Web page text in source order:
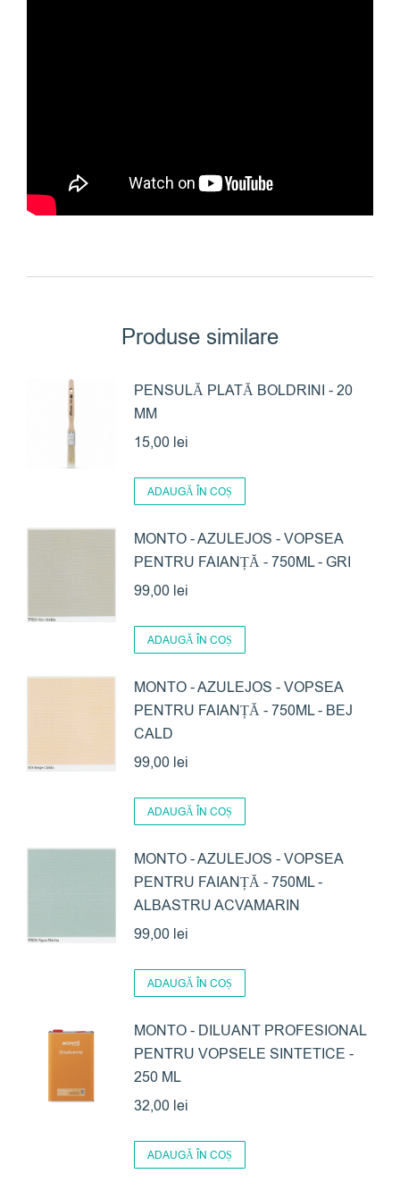
Produse similare
PENSULĂ PLATĂ BOLDRINI - 20
MM
15,00 lei
ADAUGĂ ÎN COȘ
MONTO - AZULEJOS - VOPSEA
PENTRU FAIANȚĂ - 750ML - GRI
99,00 lei
ADAUGĂ ÎN COȘ
MONTO - AZULEJOS - VOPSEA
PENTRU FAIANȚĂ - 750ML - BEJ
CALD
99,00 lei
ADAUGĂ ÎN COȘ
MONTO - AZULEJOS - VOPSEA
PENTRU FAIANȚĂ - 750ML -
ALBASTRU ACVAMARIN
99,00 lei
ADAUGĂ ÎN COȘ
MONTO - DILUANT PROFESIONAL
PENTRU VOPSELE SINTETICE -
250 ML
32,00 lei
ADAUGĂ ÎN COȘ